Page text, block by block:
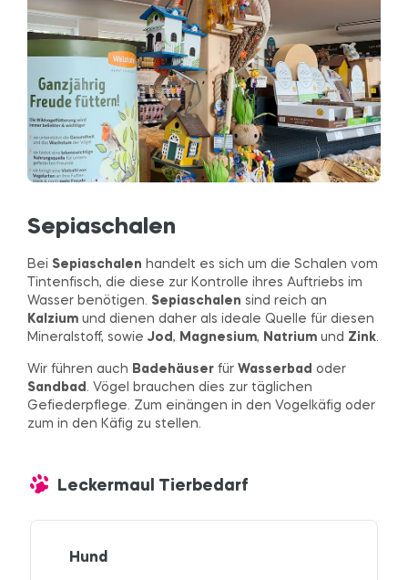
Sepiaschalen
Bei Sepiaschalen handelt es sich um die Schalen vom
Tintenfisch, die diese zur Kontrolle ihres Auftriebs im
Wasser benötigen. Sepiaschalen sind reich an
Kalzium und dienen daher als ideale Quelle für diesen
Mineralstoff, sowie Jod, Magnesium, Natrium und Zink.
Wir führen auch Badehäuser für Wasserbad oder
Sandbad. Vögel brauchen dies zur täglichen
Gefiederpflege. Zum einängen in den Vogelkäfig oder
zum in den Käfig zu stellen.
Leckermaul Tierbedarf
Hund